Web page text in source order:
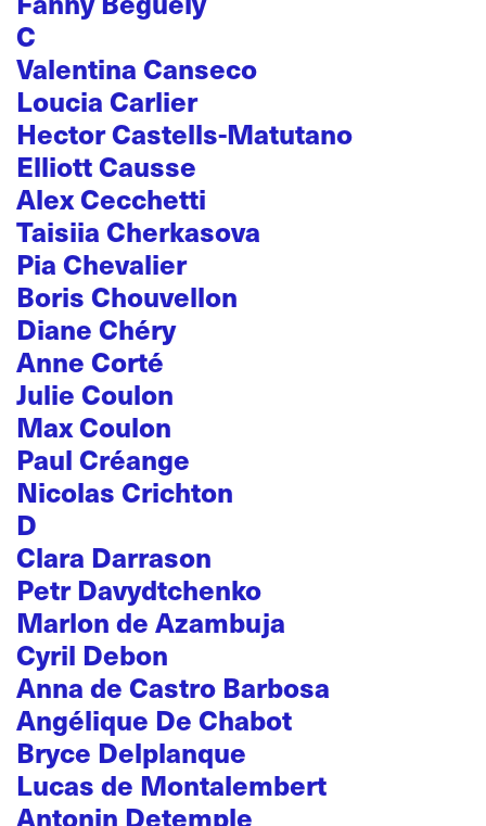
C
Valentina Canseco
Loucia Carlier
Hector Castells-Matutano
Elliott Causse
Alex Cecchetti
Taisiia Cherkasova
Pia Chevalier
Boris Chouvellon
Diane Chéry
Anne Corté
Julie Coulon
Max Coulon
Paul Créange
Nicolas Crichton
D
Clara Darrason
Petr Davydtchenko
Marlon de Azambuja
Cyril Debon
Anna de Castro Barbosa
Angélique De Chabot
Bryce Delplanque
Lucas de Montalembert
Antonin Detemple